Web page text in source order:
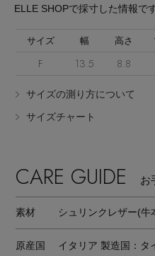
ELLE SHOPで採寸した情報で
サイズ 幅 高さ
F 13.5 8.8
サイズの測り方について
サイズチャート
CARE GUIDE お
素材 シュリンクレザー(牛
原産国 イタリア 製造国：タ